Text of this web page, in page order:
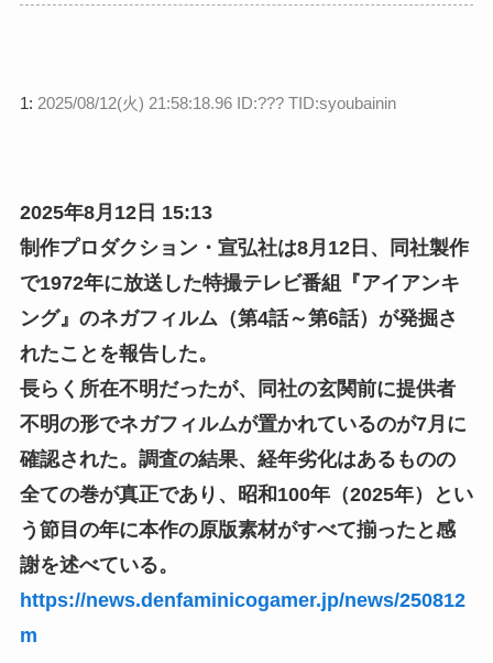
1: 2025/08/12(火) 21:58:18.96 ID:??? TID:syoubainin
2025年8月12日 15:13
制作プロダクション・宣弘社は8月12日、同社製作
で1972年に放送した特撮テレビ番組『アイアンキ
ング』のネガフィルム（第4話～第6話）が発掘さ
れたことを報告した。
長らく所在不明だったが、同社の玄関前に提供者
不明の形でネガフィルムが置かれているのが7月に
確認された。調査の結果、経年劣化はあるものの
全ての巻が真正であり、昭和100年（2025年）とい
う節目の年に本作の原版素材がすべて揃ったと感
謝を述べている。
https://news.denfaminicogamer.jp/news/250812
m